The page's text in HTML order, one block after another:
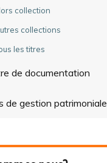
collection
collections
les titres
de documentation
de gestion patrimoniale